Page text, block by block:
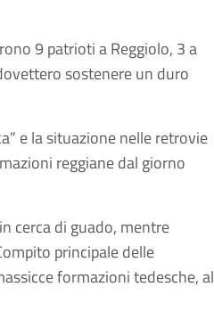
9 patrioti a Reggiolo, 3 a
sostenere un duro
e la situazione nelle retrovie
reggiane dal giorno
cerca di guado, mentre
principale delle
formazioni tedesche, al